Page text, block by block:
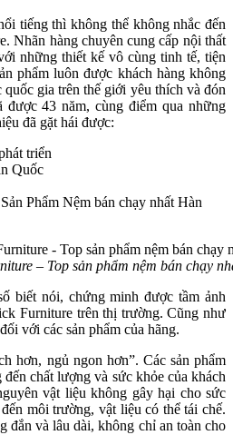
tiếng thì không thể không nhắc đến
Nhãn hàng chuyên cung cấp nội thất
những thiết kế vô cùng tinh tế, tiện
phẩm luôn được khách hàng không
gia trên thế giới yêu thích và đón
được 43 năm, cùng điểm qua những
đã gặt hái được:
triển
Quốc
Phẩm Nệm bán chạy nhất Hàn
– Top sản phẩm nệm bán chạy
biết nói, chứng minh được tầm ảnh
Furniture trên thị trường. Cũng như
với các sản phẩm của hãng.
hơn, ngủ ngon hơn”. Các sản phẩm
chất lượng và sức khỏe của khách
vật liệu không gây hại cho sức
môi trường, vật liệu có thể tái chế.
đắn và lâu dài, không chỉ an toàn cho